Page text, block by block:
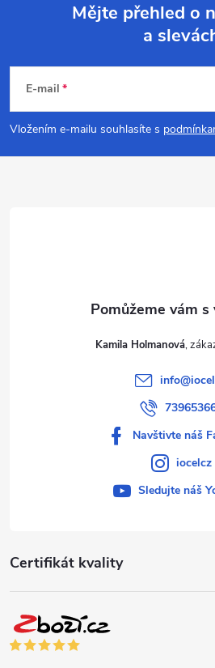
p
a
Mějte přehled o
a
E-mail
Vložením e-mailu souhlasíte s
Certifikát kvality
Kamila Holmanová
info@
Navštivte náš
iocelcz
Sledujte náš